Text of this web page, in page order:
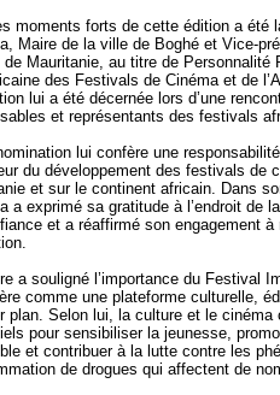
moments forts de cette édition a été
Maire de la ville de Boghé et Vice-
de Mauritanie, au titre de Personnalité
des Festivals de Cinéma et de
lui a été décernée lors d’une
et représentants des festivals
lui confère une
du développement des festivals de
et sur le continent africain. Dans
a exprimé sa gratitude à l’endroit de
et a réaffirmé son engagement à
a souligné l’importance du Festival
comme une plateforme culturelle,
plan. Selon lui, la culture et le
pour sensibiliser la jeunesse,
et contribuer à la lutte contre les
de drogues qui affectent de